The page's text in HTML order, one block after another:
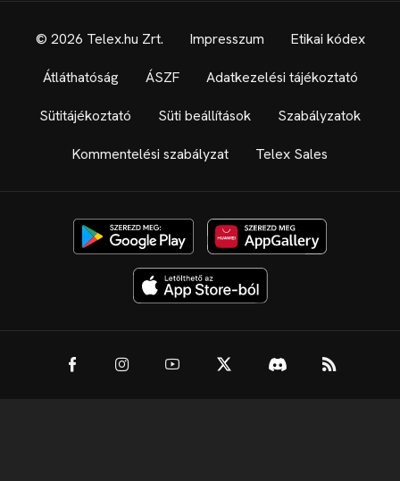
© 2026 Telex.hu Zrt. Impresszum Etikai kódex
Átláthatóság ÁSZF Adatkezelési tájékoztató
Sütitájékoztató Süti beállítások Szabályzatok
Kommentelési szabályzat Telex Sales